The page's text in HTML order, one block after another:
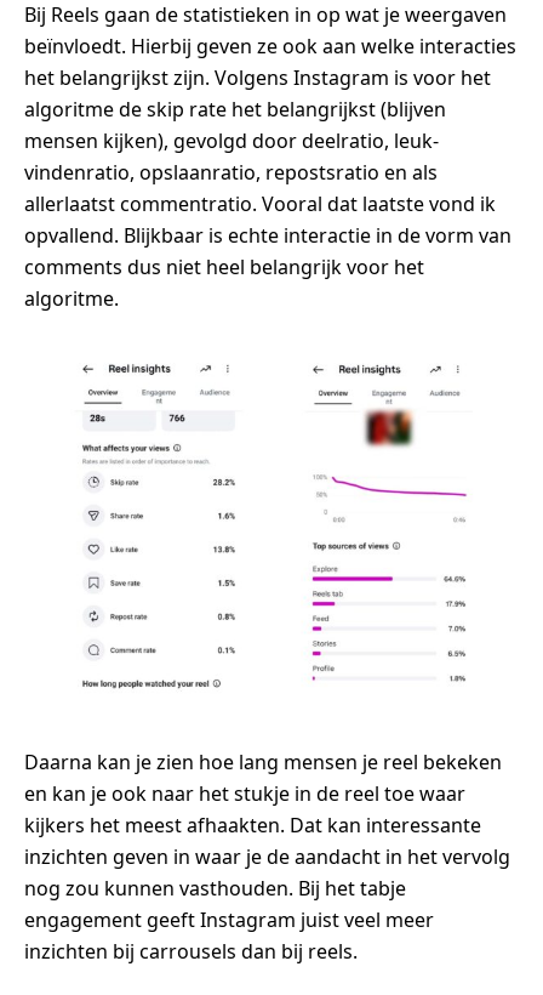
Bij Reels gaan de statistieken in op wat je weergaven
beïnvloedt. Hierbij geven ze ook aan welke interacties
het belangrijkst zijn. Volgens Instagram is voor het
algoritme de skip rate het belangrijkst (blijven
mensen kijken), gevolgd door deelratio, leuk-
vindenratio, opslaanratio, repostsratio en als
allerlaatst commentratio. Vooral dat laatste vond ik
opvallend. Blijkbaar is echte interactie in de vorm van
comments dus niet heel belangrijk voor het
algoritme.
Daarna kan je zien hoe lang mensen je reel bekeken
en kan je ook naar het stukje in de reel toe waar
kijkers het meest afhaakten. Dat kan interessante
inzichten geven in waar je de aandacht in het vervolg
nog zou kunnen vasthouden. Bij het tabje
engagement geeft Instagram juist veel meer
inzichten bij carrousels dan bij reels.